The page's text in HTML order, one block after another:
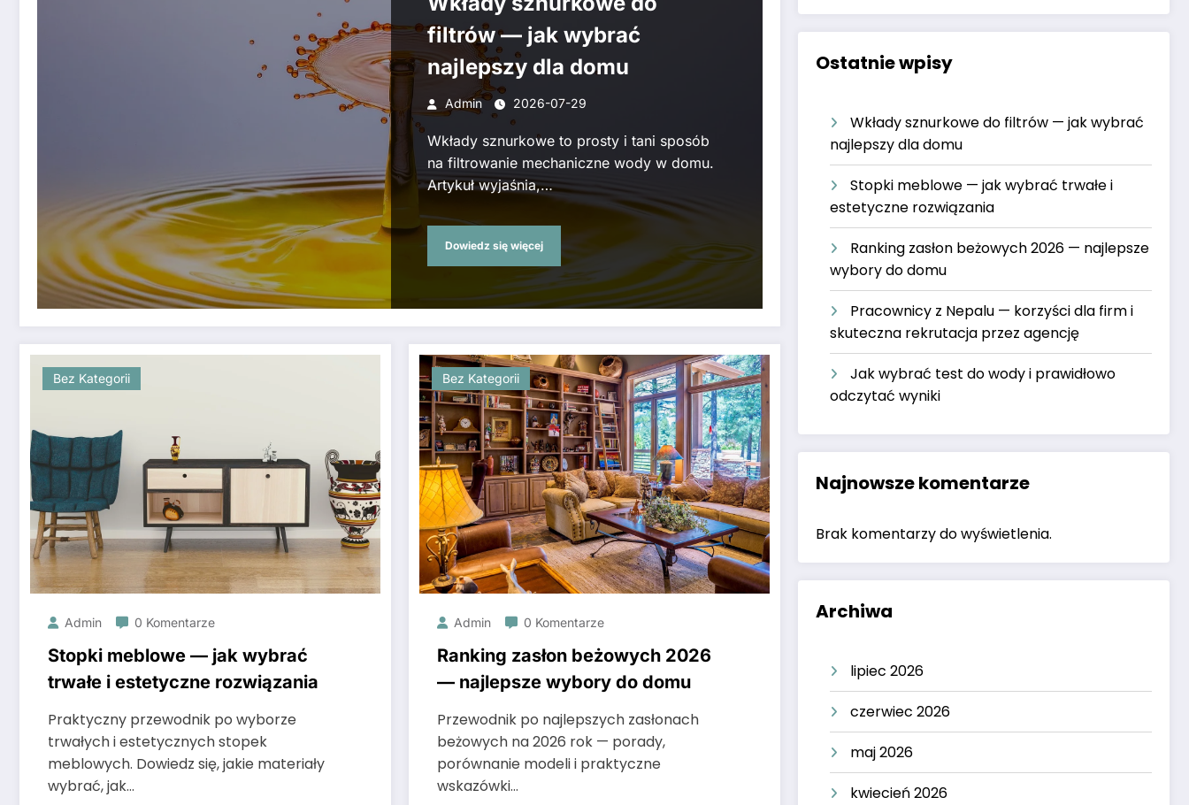
filtrów — jak wybrać
najlepszy dla domu
Admin 2026-07-29
Wkłady sznurkowe to prosty i tani sposób
na filtrowanie mechaniczne wody w domu.
Artykuł wyjaśnia,…
Dowiedz się więcej
Bez Kategorii
Admin 0 Komentarze
Stopki meblowe — jak wybrać
trwałe i estetyczne rozwiązania
Praktyczny przewodnik po wyborze
trwałych i estetycznych stopek
meblowych. Dowiedz się, jakie materiały
wybrać, jak…
Bez Kategorii
Admin 0 Komentarze
Ranking zasłon beżowych 2026
— najlepsze wybory do domu
Przewodnik po najlepszych zasłonach
beżowych na 2026 rok — porady,
porównanie modeli i praktyczne
wskazówki…
Ostatnie wpisy
Wkłady sznurkowe do filtrów — jak wybrać
najlepszy dla domu
Stopki meblowe — jak wybrać trwałe i
estetyczne rozwiązania
Ranking zasłon beżowych 2026 — najlepsze
wybory do domu
Pracownicy z Nepalu — korzyści dla firm i
skuteczna rekrutacja przez agencję
Jak wybrać test do wody i prawidłowo
odczytać wyniki
Najnowsze komentarze
Brak komentarzy do wyświetlenia.
Archiwa
lipiec 2026
czerwiec 2026
maj 2026
kwiecień 2026